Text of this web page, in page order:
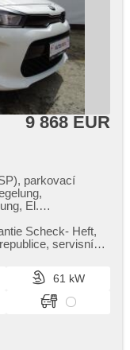
9 868 EUR
parkovací
El.
isofix, Alufelgen,
Lenkrad
Spiegel, Autoradio,
Scheck​- Heft,​
servisní
61 kW